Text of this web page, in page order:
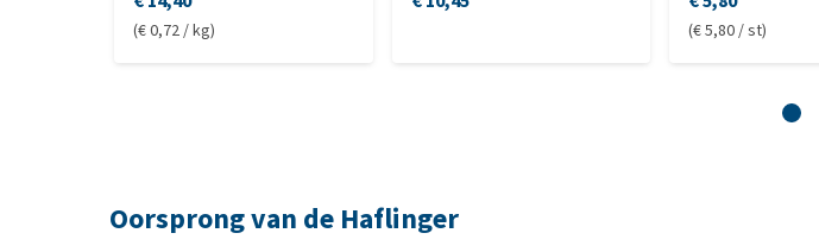
(€ 0,72 / kg) (€ 5,80 / st)
Oorsprong van de Haflinger